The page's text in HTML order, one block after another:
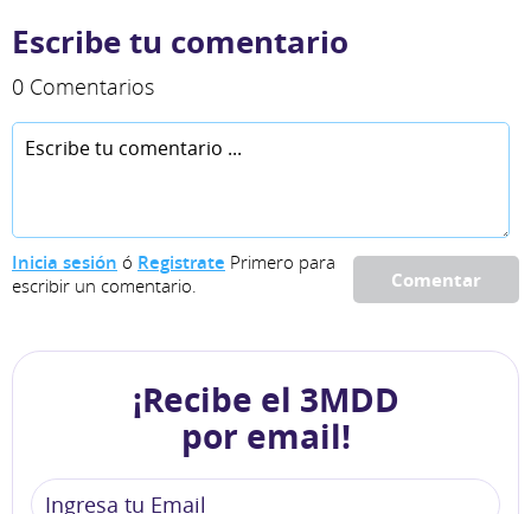
Escribe tu comentario
0 Comentarios
Comentar
Inicia sesión ó Registrate Primero para
escribir un comentario.
¡Recibe el 3MDD
por email!